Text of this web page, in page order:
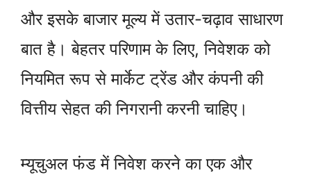
और इसके बाजार मूल्य में उतार-चढ़ाव साधारण
बात है। बेहतर परिणाम के लिए, निवेशक को
नियमित रूप से मार्केट ट्रेंड और कंपनी की
वित्तीय सेहत की निगरानी करनी चाहिए।
म्यूचुअल फंड में निवेश करने का एक और